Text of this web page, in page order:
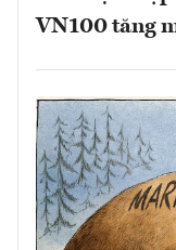
VN100 tăng